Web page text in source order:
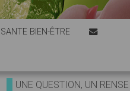
BIEN-ÊTRE
UNE QUESTION, UN